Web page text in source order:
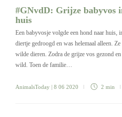
#GNvdD: Grijze babyvos
huis
Een babyvosje volgde een hond naar huis,
diertje gedroogd en was helemaal alleen.
wilde dieren. Zodra de grijze vos gezond
wild. Toen de familie…
AnimalsToday | 8 06 2020 2 min